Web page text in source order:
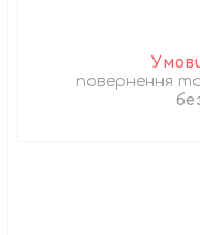
повернення